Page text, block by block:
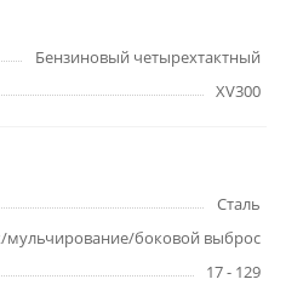
Бензиновый четырехтактный
XV300
Сталь
мульчирование/боковой выброс
17 - 129